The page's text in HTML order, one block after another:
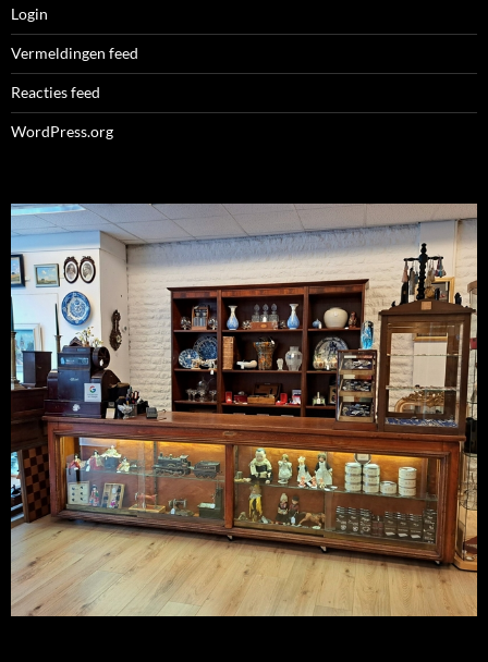
Login
Vermeldingen feed
Reacties feed
WordPress.org